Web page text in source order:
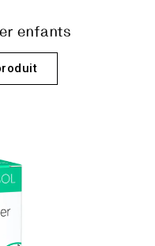
enfants